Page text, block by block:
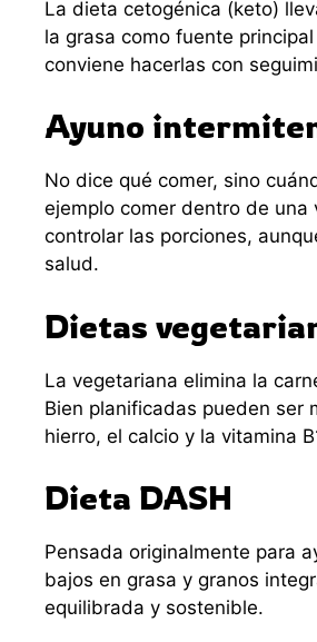
La dieta cetogénica (keto)
la grasa como fuente
conviene hacerlas con
Ayuno
No dice qué comer, sino
ejemplo comer dentro de una
controlar las porciones,
salud.
Dietas
La vegetariana elimina la
Bien planificadas pueden ser
hierro, el calcio y la vitamina
Dieta DASH
Pensada originalmente para
bajos en grasa y granos
equilibrada y sostenible.